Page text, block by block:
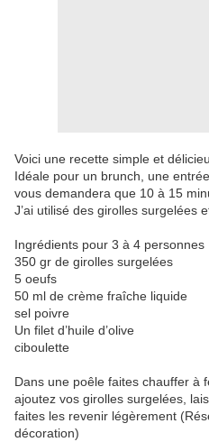
Voici une recette simple et
Idéale pour un brunch, une
vous demandera que 10 à 15
J’ai utilisé des girolles surgelées
Ingrédients pour 3 à 4 personnes
350 gr de girolles surgelées
5 oeufs
50 ml de crème fraîche liquide
sel poivre
Un filet d’huile d’olive
ciboulette
Dans une poêle faites chauffer à
ajoutez vos girolles surgelées,
faites les revenir légèrement
décoration)